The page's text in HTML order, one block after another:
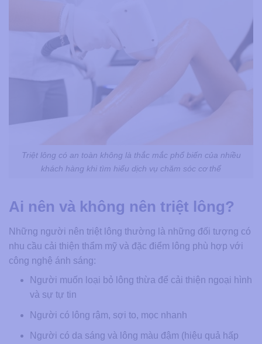
Triệt lông có an toàn không​ là thắc mắc phổ biến của nhiều
khách hàng khi tìm hiểu dịch vụ chăm sóc cơ thể
Ai nên và không nên triệt lông?
Những người nên triệt lông thường là những đối tượng có
nhu cầu cải thiện thẩm mỹ và đặc điểm lông phù hợp với
công nghệ ánh sáng:
Người muốn loại bỏ lông thừa để cải thiện ngoại hình
và sự tự tin
Người có lông rậm, sợi to, mọc nhanh
Người có da sáng và lông màu đậm (hiệu quả hấp